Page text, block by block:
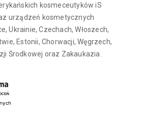
kosmeceutyków iS
urządzeń kosmetycznych
Ukrainie, Czechach, Włoszech,
Estonii, Chorwacji, Węgrzech,
Środkowej oraz Zakaukazia.